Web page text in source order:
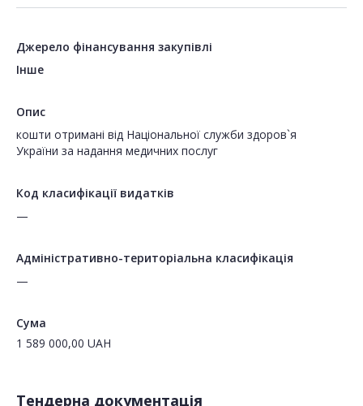
Джерело фінансування закупівлі
Інше
Опис
кошти отримані від Національної служби здоров`я
України за надання медичних послуг
Код класифікації видатків
—
Адміністративно-територіальна класифікація
—
Сума
1 589 000,00 UAH
Тендерна документація